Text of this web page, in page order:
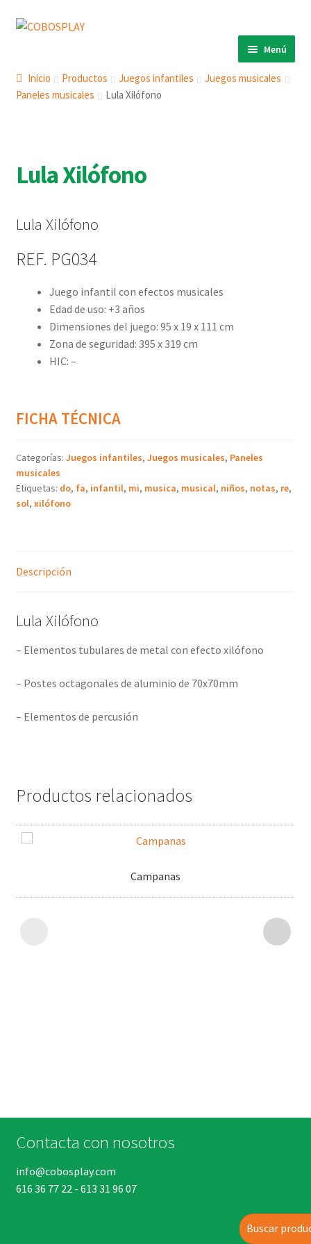
Ir
navegación
Ir
Menú
INICIO
PRODUCTOS
COBOSLIGHT
MURALES
DESCARGAS
Inicio Productos Juegos infantiles
Juegos musicales
Paneles musicales
Lula Xilófono
Lula Xilófono
Lula Xilófono
REF. PG034
Juego infantil con efectos musicales
Edad de uso: +3 años
Dimensiones del juego: 95 x 19 x 111 cm
Zona de seguridad: 395 x 319 cm
HIC: –
FICHA TÉCNICA
Categorías: Juegos infantiles, Juegos musicales, Paneles
musicales
Etiquetas: do, fa, infantil, mi, musica, musical, niños, notas, re,
sol, xilófono
Descripción
Lula Xilófono
– Elementos tubulares de metal con efecto xilófono
– Postes octagonales de aluminio de 70x70mm
– Elementos de percusión
Productos relacionados
Campanas
Contacta con nosotros
info@cobosplay.com
616 36 77 22 - 613 31 96 07
Buscar